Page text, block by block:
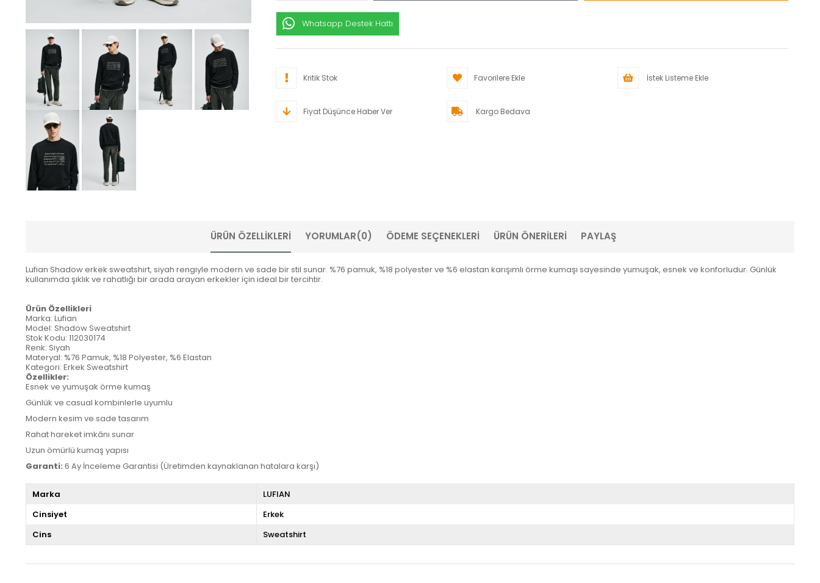
Whatsapp Destek Hattı
Kritik Stok Favorilere Ekle İstek Listeme Ekle
Fiyat Düşünce Haber Ver Kargo Bedava
ÜRÜN ÖZELLIKLERI YORUMLAR(0) ÖDEME SEÇENEKLERI ÜRÜN ÖNERILERI PAYLAŞ
Lufian Shadow erkek sweatshirt, siyah rengiyle modern ve sade bir stil sunar. %76 pamuk, %18 polyester ve %6 elastan karışımlı örme kumaşı sayesinde yumuşak, esnek ve konforludur. Günlük
kullanımda şıklık ve rahatlığı bir arada arayan erkekler için ideal bir tercihtir.
Ürün Özellikleri
Marka: Lufian
Model: Shadow Sweatshirt
Stok Kodu: 112030174
Renk: Siyah
Materyal: %76 Pamuk, %18 Polyester, %6 Elastan
Kategori: Erkek Sweatshirt
Özellikler:
Esnek ve yumuşak örme kumaş
Günlük ve casual kombinlerle uyumlu
Modern kesim ve sade tasarım
Rahat hareket imkânı sunar
Uzun ömürlü kumaş yapısı
Garanti: 6 Ay İnceleme Garantisi (Üretimden kaynaklanan hatalara karşı)
Marka
LUFIAN
Cinsiyet
Erkek
Cins
Sweatshirt